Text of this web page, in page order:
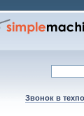
Звонок в